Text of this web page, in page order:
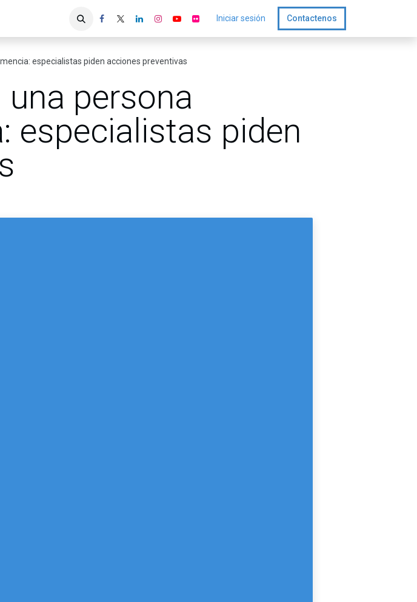
Iniciar sesión Contactenos
especialistas piden acciones preventivas
persona
especialistas piden